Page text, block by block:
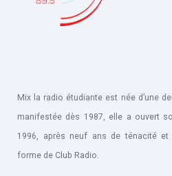
Mix la radio étudiante est née d’une
manifestée dès 1987, elle a ouvert
1996, après neuf ans de ténacité
forme de Club Radio.